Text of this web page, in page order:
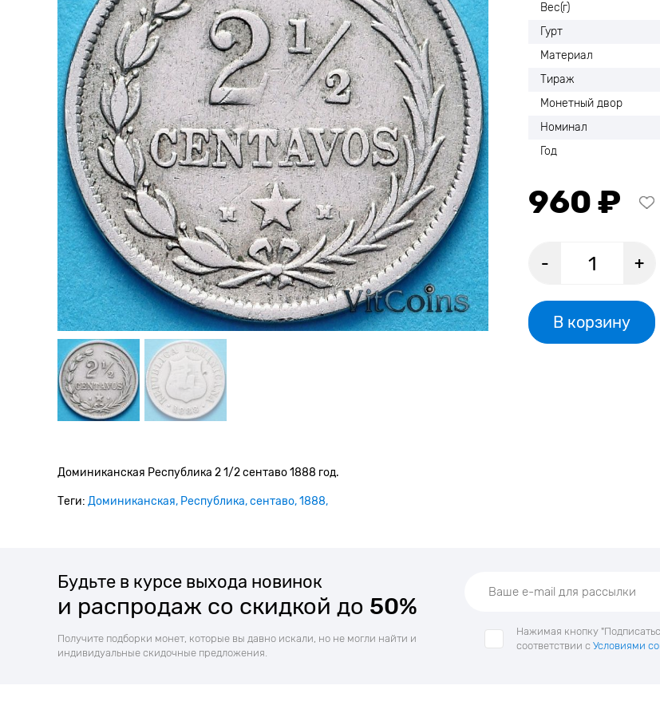
Вес(г)
Гурт
Материал
Тираж
Монетный двор
Номинал
Год
960 ₽
- +
В корзину
Доминиканская Республика 2 1/2 сентаво 1888 год.
Теги: Доминиканская Республика сентаво 1888
Будьте в курсе выхода новинок
и распродаж со скидкой до 50%
Получите подборки монет, которые вы давно искали, но не могли найти и
индивидуальные скидочные предложения.
Нажимая кнопку
соответствии с Условиями